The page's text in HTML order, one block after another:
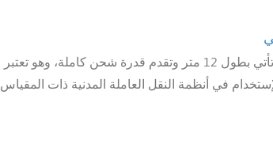
الحافلة LCK6122EVG تأتي بطول 12 متر وتقدم قدرة شحن كاملة، وهو تعتبر
في أنظمة النقل العاملة المدنية ذات المقياس